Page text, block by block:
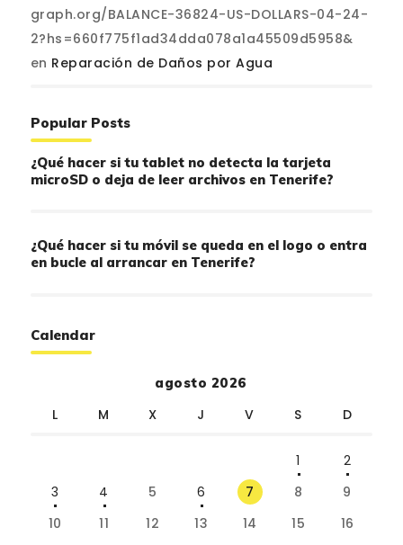
graph.org/BALANCE-36824-US-DOLLARS-04-24-
2?hs=660f775f1ad34dda078a1a45509d5958&
en Reparación de Daños por Agua
Popular Posts
¿Qué hacer si tu tablet no detecta la tarjeta
microSD o deja de leer archivos en Tenerife?
¿Qué hacer si tu móvil se queda en el logo o entra
en bucle al arrancar en Tenerife?
Calendar
agosto 2026
L M X J V S D
1
2
3
4 5 6 7 8
9
10
11 12 13 14 15
16